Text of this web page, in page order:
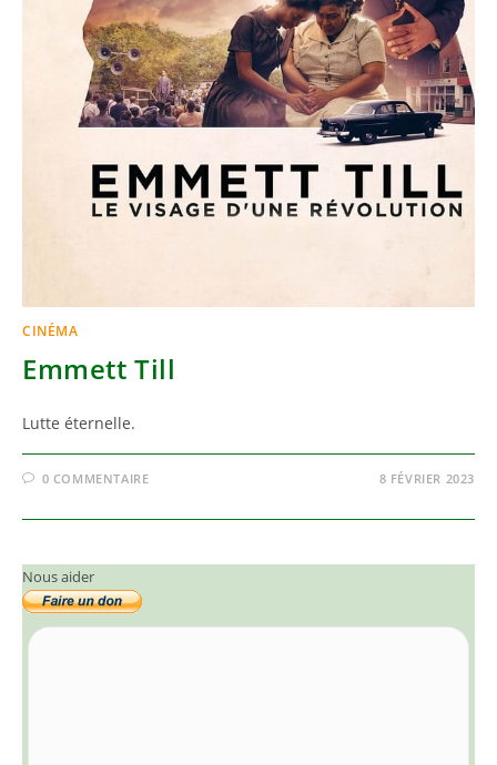
CINÉMA
Emmett Till
Lutte éternelle.
0 COMMENTAIRE 8 FÉVRIER 2023
Nous aider